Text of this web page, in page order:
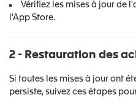
Vérifiez les mises à jour de
l'App Store.
2 - Restauration des
Si toutes les mises à jour ont
persiste, suivez ces étapes